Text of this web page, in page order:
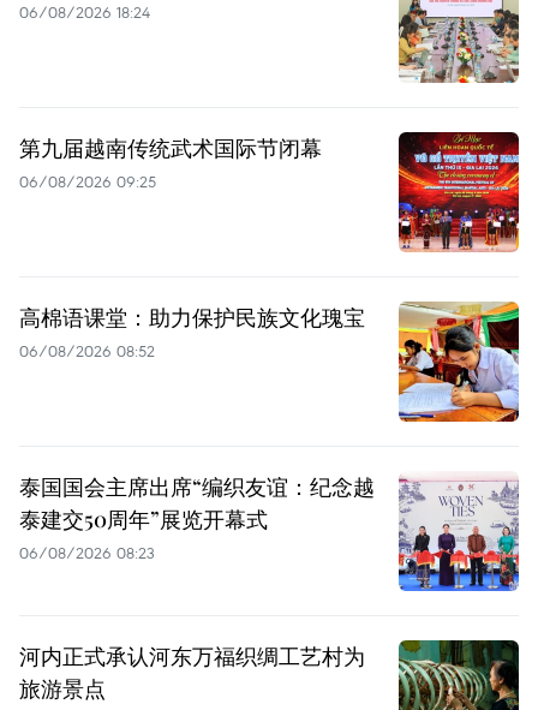
06/08/2026 18:24
第九届越南传统武术国际节闭幕
06/08/2026 09:25
高棉语课堂：助力保护民族文化瑰宝
06/08/2026 08:52
泰国国会主席出席“编织友谊：纪念越
泰建交50周年”展览开幕式
06/08/2026 08:23
河内正式承认河东万福织绸工艺村为
旅游景点